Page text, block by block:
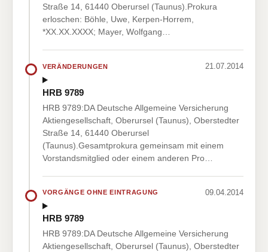
Straße 14, 61440 Oberursel (Taunus).Prokura
erloschen: Böhle, Uwe, Kerpen-Horrem,
*XX.XX.XXXX; Mayer, Wolfgang…
VERÄNDERUNGEN 21.07.2014
HRB 9789
HRB 9789:DA Deutsche Allgemeine Versicherung
Aktiengesellschaft, Oberursel (Taunus), Oberstedter
Straße 14, 61440 Oberursel
(Taunus).Gesamtprokura gemeinsam mit einem
Vorstandsmitglied oder einem anderen Pro…
VORGÄNGE OHNE EINTRAGUNG 09.04.2014
HRB 9789
HRB 9789:DA Deutsche Allgemeine Versicherung
Aktiengesellschaft, Oberursel (Taunus), Oberstedter